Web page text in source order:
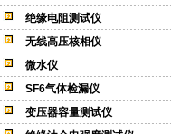
绝缘电阻测试仪
无线高压核相仪
微水仪
SF6气体检漏仪
变压器容量测试仪